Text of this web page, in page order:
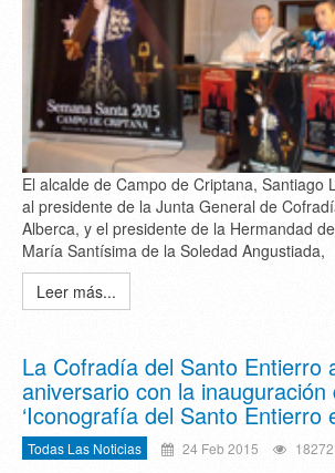
El alcalde de Campo de Criptana, Santiago
al presidente de la Junta General de
Alberca, y el presidente de la Hermandad
María Santísima de la Soledad Angustiada,
Leer más...
La Cofradía del Santo Entierro
aniversario con la inauguración
‘Iconografía del Santo Entierro
Todas Las Noticias 24 Feb 2015 18272